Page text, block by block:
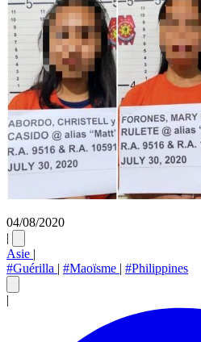
04/08/2020
|
Asie |
#Guérilla | #Maoïsme | #Philippines
|